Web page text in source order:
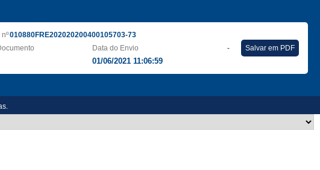
010880FRE202020200400105703-73
Data do Envio
01/06/2021 11:06:59
- Salvar em PDF